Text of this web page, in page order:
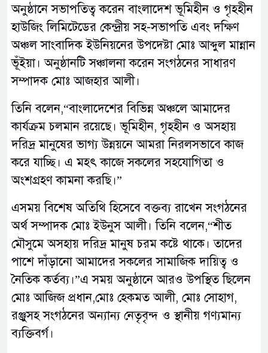
অনুষ্ঠানে সভাপতিত্ব করেন বাংলাদেশ ভূমিহীন ও গৃহহীন
হাউজিং লিমিটেডের কেন্দ্রীয় সহ-সভাপতি এবং দক্ষিণ
অঞ্চল সাংবাদিক ইউনিয়নের উপদেষ্টা মোঃ আব্দুল মান্নান
ভূঁইয়া। অনুষ্ঠানটি সঞ্চালনা করেন সংগঠনের সাধারণ
সম্পাদক মোঃ আজহার আলী।
তিনি বলেন,“বাংলাদেশের বিভিন্ন অঞ্চলে আমাদের
কার্যক্রম চলমান রয়েছে। ভূমিহীন, গৃহহীন ও অসহায়
দরিদ্র মানুষের ভাগ্য উন্নয়নে আমরা নিরলসভাবে কাজ
করে যাচ্ছি। এ মহৎ কাজে সকলের সহযোগিতা ও
অংশগ্রহণ কামনা করছি।”
এসময় বিশেষ অতিথি হিসেবে বক্তব্য রাখেন সংগঠনের
অর্থ সম্পাদক মোঃ ইউনুস আলী। তিনি বলেন,“শীত
মৌসুমে অসহায় দরিদ্র মানুষ চরম কষ্টে থাকে। তাদের
পাশে দাঁড়ানো আমাদের সকলের সামাজিক দায়িত্ব ও
নৈতিক কর্তব্য।”এ সময় অনুষ্ঠানে আরও উপস্থিত ছিলেন
মোঃ আজিজ প্রধান,মোঃ হেকমত আলী, মোঃ সোহাগ,
রঞ্জুসহ সংগঠনের অন্যান্য নেতৃবৃন্দ ও স্থানীয় গণ্যমান্য
ব্যক্তিবর্গ।